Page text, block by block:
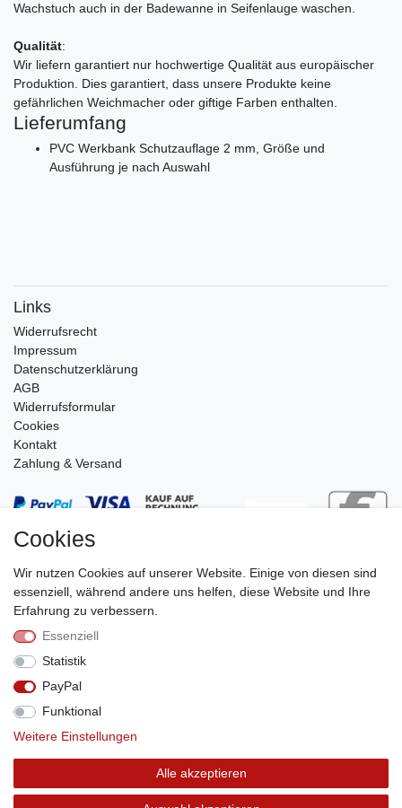
Wachstuch auch in der Badewanne in Seifenlauge waschen.
Qualität:
Wir liefern garantiert nur hochwertige Qualität aus europäischer
Produktion. Dies garantiert, dass unsere Produkte keine
gefährlichen Weichmacher oder giftige Farben enthalten.
Lieferumfang
PVC Werkbank Schutzauflage 2 mm, Größe und
Ausführung je nach Auswahl
Links
Widerrufs­recht
Impressum
Daten­schutz­erklärung
AGB
Widerrufsformular
Cookies
Kontakt
Zahlung & Versand
Stephan Roth GmbH
Vertrag widerrufen
Cookies
Wir nutzen Cookies auf unserer Website. Einige von diesen sind
essenziell, während andere uns helfen, diese Website und Ihre
Erfahrung zu verbessern.
Essenziell
Statistik
PayPal
Funktional
Weitere Einstellungen
Alle akzeptieren